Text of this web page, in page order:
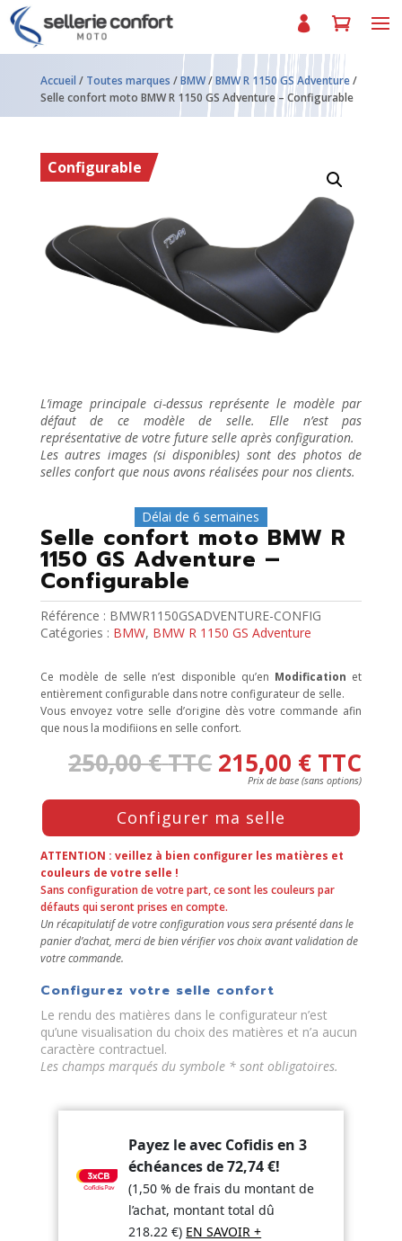
Accueil / Toutes marques /BMW/BMW R 1150 GS Adventure/
Selle confort moto BMW R 1150 GS Adventure – Configurable
Configurable
L’image principale ci-dessus représente le modèle par
défaut de ce modèle de selle. Elle n’est pas
représentative de votre future selle après configuration.
Les autres images (si disponibles) sont des photos de
selles confort que nous avons réalisées pour nos clients.
Délai de 6 semaines
Selle confort moto BMW R
1150 GS Adventure –
Configurable
Référence : BMWR1150GSADVENTURE-CONFIG
Catégories : BMW, BMW R 1150 GS Adventure
Ce modèle de selle n’est disponible qu’en Modification et
entièrement configurable dans notre configurateur de selle.
Vous envoyez votre selle d’origine dès votre commande afin
que nous la modifiions en selle confort.
250,00€TTC 215,00 € TTC
Press
the
Configure
button
to
enter
the
product
configurator
(next
element)
Configurer ma selle
ATTENTION : veillez à bien configurer les matières et
couleurs de votre selle !
Sans configuration de votre part, ce sont les couleurs par
défauts qui seront prises en compte.
Un récapitulatif de votre configuration vous sera présenté dans le
panier d’achat, merci de bien vérifier vos choix avant validation de
votre commande.
Configurez votre selle confort
Le rendu des matières dans le configurateur n’est
qu’une visualisation du choix des matières et n’a aucun
caractère contractuel.
Les champs marqués du symbole * sont obligatoires.
Payez le avec Cofidis en 3
échéances de72,74€!
(1,50 % de frais du montant de
l’achat, montant total dû
218.22€) EN SAVOIR +